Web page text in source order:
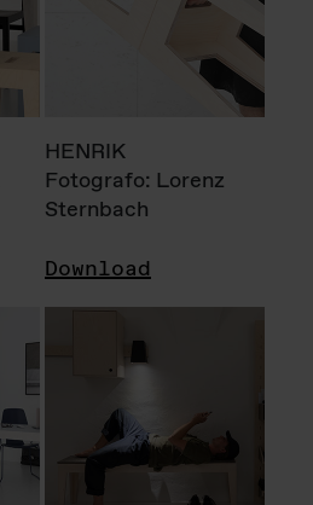
HENRIK
Fotografo: Lorenz
Sternbach
Download